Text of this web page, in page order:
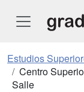
Estudios
Centro
Salle